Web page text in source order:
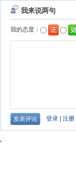
我来说两句
我的态度：
登录 注册